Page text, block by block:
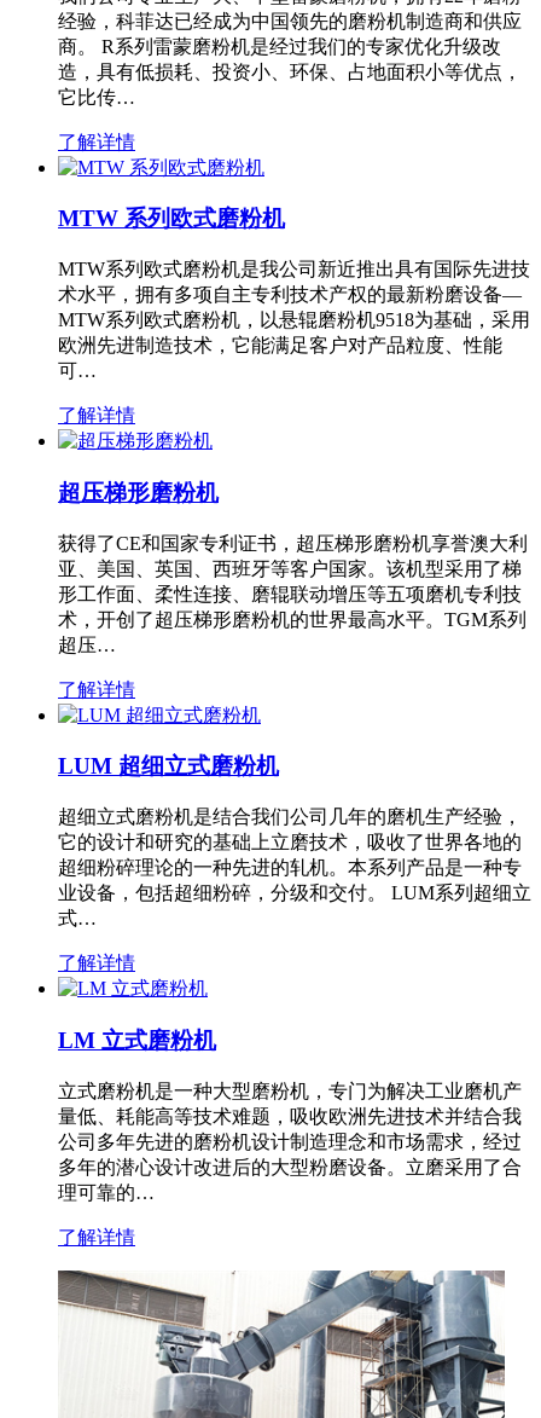
经验，科菲达已经成为中国领先的磨粉机制造商和供应
商。 R系列雷蒙磨粉机是经过我们的专家优化升级改
造，具有低损耗、投资小、环保、占地面积小等优点，
它比传…
了解详情
MTW 系列欧式磨粉机
MTW系列欧式磨粉机是我公司新近推出具有国际先进技
术水平，拥有多项自主专利技术产权的最新粉磨设备—
MTW系列欧式磨粉机，以悬辊磨粉机9518为基础，采用
欧洲先进制造技术，它能满足客户对产品粒度、性能
可…
了解详情
超压梯形磨粉机
获得了CE和国家专利证书，超压梯形磨粉机享誉澳大利
亚、美国、英国、西班牙等客户国家。该机型采用了梯
形工作面、柔性连接、磨辊联动增压等五项磨机专利技
术，开创了超压梯形磨粉机的世界最高水平。TGM系列
超压…
了解详情
LUM 超细立式磨粉机
超细立式磨粉机是结合我们公司几年的磨机生产经验，
它的设计和研究的基础上立磨技术，吸收了世界各地的
超细粉碎理论的一种先进的轧机。本系列产品是一种专
业设备，包括超细粉碎，分级和交付。 LUM系列超细立
式…
了解详情
LM 立式磨粉机
立式磨粉机是一种大型磨粉机，专门为解决工业磨机产
量低、耗能高等技术难题，吸收欧洲先进技术并结合我
公司多年先进的磨粉机设计制造理念和市场需求，经过
多年的潜心设计改进后的大型粉磨设备。立磨采用了合
理可靠的…
了解详情